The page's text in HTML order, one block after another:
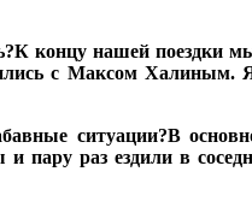
К концу нашей поездки
с Максом Халиным.
ситуации?В
пару раз ездили в